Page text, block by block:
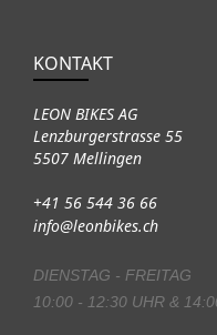
KONTAKT
LEON BIKES AG
Lenzburgerstrasse 55
5507 Mellingen
+41 56 544 36 66
info@leonbikes.ch
DIENSTAG - FREITAG
10:00 - 12:30 UHR &